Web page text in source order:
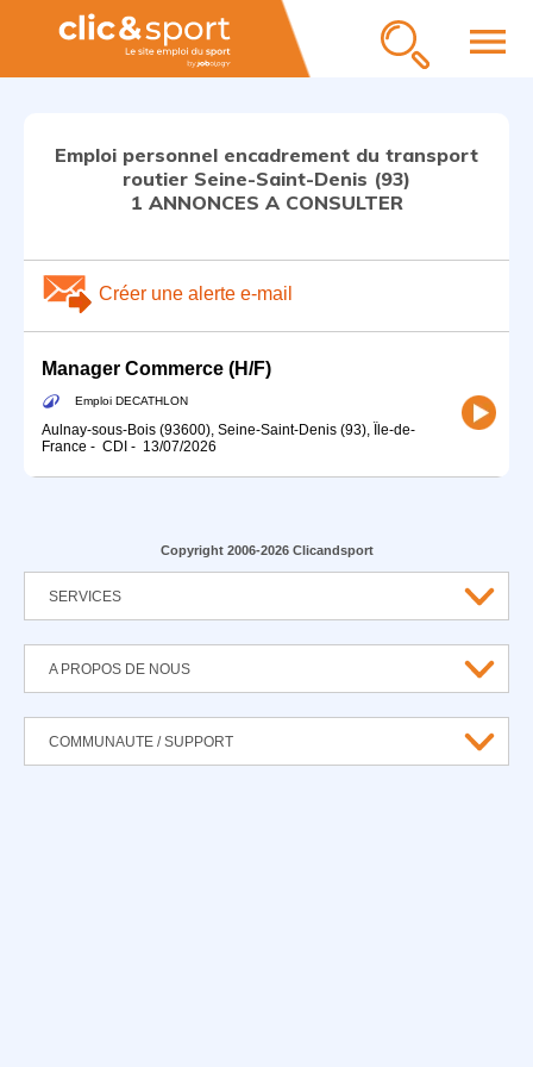
menu
Emploi personnel encadrement du transport
routier Seine-Saint-Denis (93)
1 ANNONCES A CONSULTER
Créer une alerte e-mail
Manager Commerce (H/F)
Emploi DECATHLON
Aulnay-sous-Bois (93600), Seine-Saint-Denis (93), Île-de-
France - CDI - 13/07/2026
Copyright 2006-2026 Clicandsport
SERVICES
A PROPOS DE NOUS
COMMUNAUTE / SUPPORT